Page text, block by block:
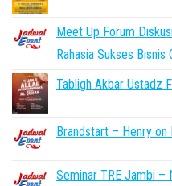
Meet Up Forum
Rahasia Sukses Bisnis
Tabligh Akbar Ustadz
Brandstart – Henry on
Seminar TRE Jambi –